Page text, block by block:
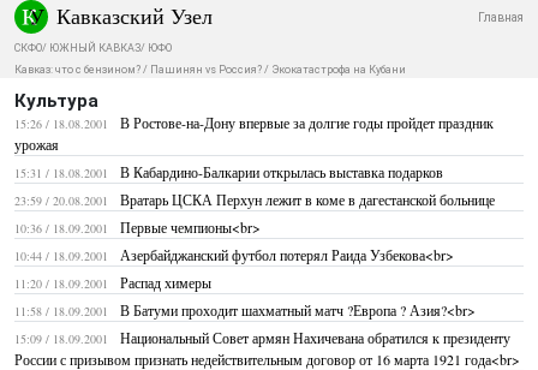
Кавказский Узел Главная
СКФО/ ЮЖНЫЙ КАВКАЗ/ ЮФО
Кавказ: что с бензином? / Пашинян vs Россия? / Экокатастрофа на Кубани
Культура
15:26 / 18.08.2001
В Ростове-на-Дону впервые за долгие годы пройдет праздник
урожая
15:31 / 18.08.2001 В Кабардино-Балкарии открылась выставка подарков
23:59 / 20.08.2001 Вратарь ЦСКА Перхун лежит в коме в дагестанской больнице
10:36 / 18.09.2001 Первые чемпионы<br>
10:44 / 18.09.2001 Азербайджанский футбол потерял Раида Узбекова<br>
11:20 / 18.09.2001 Распад химеры
11:58 / 18.09.2001 В Батуми проходит шахматный матч ?Европа ? Азия?<br>
15:09 / 18.09.2001
Национальный Совет армян Нахичевана обратился к президенту
России с призывом признать недействительным договор от 16 марта 1921 года<br>